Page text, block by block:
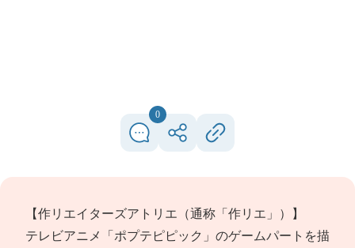
0
【作リエイターズアトリエ（通称「作リエ」）】
テレビアニメ「ポプテピピック」のゲームパートを描